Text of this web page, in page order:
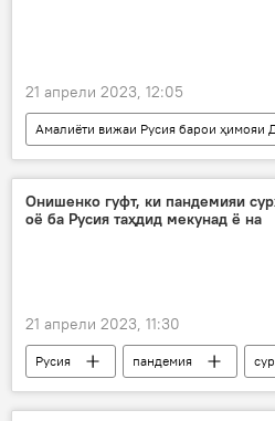
21 апрели 2023, 12:05
амалиёт
Украина
Донбасс
амалиёт
Онишенко гуфт, ки пандемияи
оё ба Русия таҳдид мекунад ё на
21 апрели 2023, 11:30
Русия пандемия
Тандурустӣ